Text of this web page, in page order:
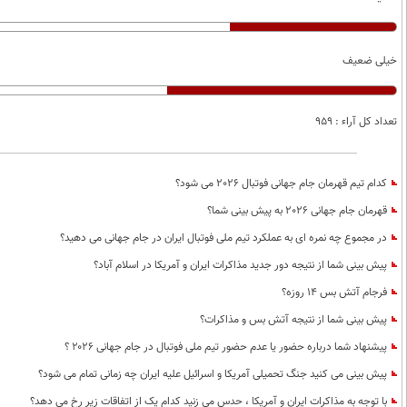
خیلی ضعیف
تعداد کل آراء : 959
کدام تیم قهرمان جام جهانی فوتبال 2026 می شود؟
قهرمان جام جهانی 2026 به پیش بینی شما؟
در مجموع چه نمره ای به عملکرد تیم ملی فوتبال ایران در جام جهانی می دهید؟
پیش بینی شما از نتیجه دور جدید مذاکرات ایران و آمریکا در اسلام آباد؟
فرجام آتش بس 14 روزه؟
پیش بینی شما از نتیجه آتش بس و مذاکرات؟
پیشنهاد شما درباره حضور یا عدم حضور تیم ملی فوتبال در جام جهانی ۲۰۲۶ ؟
پیش بینی می کنید جنگ تحمیلی آمریکا و اسرائیل علیه ایران چه زمانی تمام می شود؟
با توجه به مذاکرات ایران و آمریکا ، حدس می زنید کدام یک از اتفاقات زیر رخ می دهد؟